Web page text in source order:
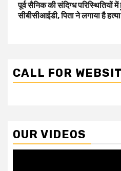
पूर्व सैनिक की संदिग्ध परिस्थितियों
सीबीसीआईडी, पिता ने लगाया है
CALL FOR
OUR VIDEOS